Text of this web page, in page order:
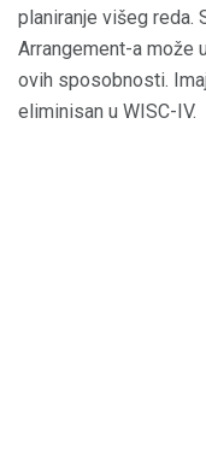
planiranje višeg reda.
Arrangement-a može
ovih sposobnosti.
eliminisan u WISC-IV.